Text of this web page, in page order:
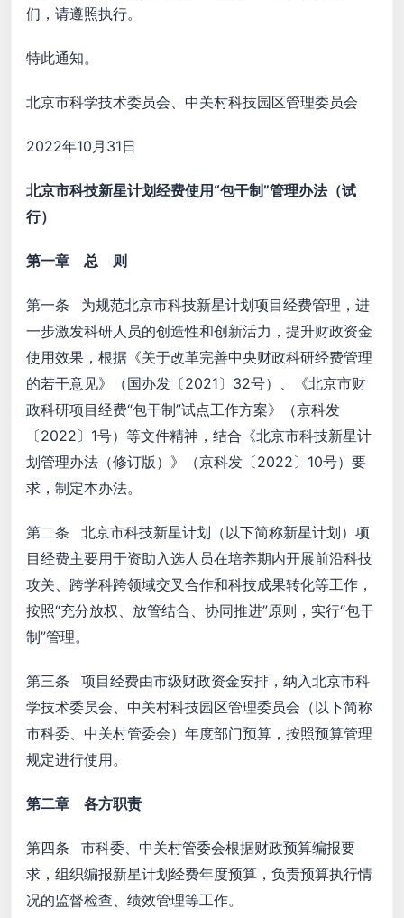
们，请遵照执行。
特此通知。
北京市科学技术委员会、中关村科技园区管理委员会
2022年10月31日
北京市科技新星计划经费使用“包干制”管理办法（试
行）
第一章 总 则
第一条 为规范北京市科技新星计划项目经费管理，进
一步激发科研人员的创造性和创新活力，提升财政资金
使用效果，根据《关于改革完善中央财政科研经费管理
的若干意见》（国办发〔2021〕32号）、《北京市财
政科研项目经费“包干制”试点工作方案》（京科发
〔2022〕1号）等文件精神，结合《北京市科技新星计
划管理办法（修订版）》（京科发〔2022〕10号）要
求，制定本办法。
第二条 北京市科技新星计划（以下简称新星计划）项
目经费主要用于资助入选人员在培养期内开展前沿科技
攻关、跨学科跨领域交叉合作和科技成果转化等工作，
按照“充分放权、放管结合、协同推进”原则，实行“包干
制”管理。
第三条 项目经费由市级财政资金安排，纳入北京市科
学技术委员会、中关村科技园区管理委员会（以下简称
市科委、中关村管委会）年度部门预算，按照预算管理
规定进行使用。
第二章 各方职责
第四条 市科委、中关村管委会根据财政预算编报要
求，组织编报新星计划经费年度预算，负责预算执行情
况的监督检查、绩效管理等工作。